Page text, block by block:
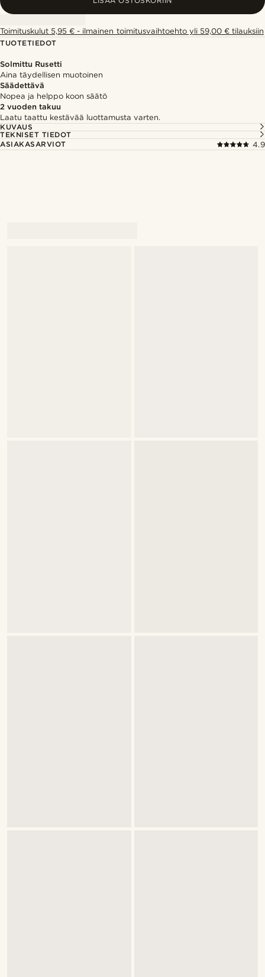
Toimituskulut 5,95 € - ilmainen toimitusvaihtoehto yli 59,00 € tilauksiin
TUOTETIEDOT
Solmittu Rusetti
Aina täydellisen muotoinen
Säädettävä
Nopea ja helppo koon säätö
2 vuoden takuu
Laatu taattu kestävää luottamusta varten.
KUVAUS
TEKNISET TIEDOT
ASIAKASARVIOT
4.9